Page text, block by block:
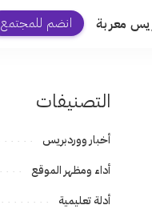
معربة انضم للمجتمع
التصنيفات
أخبار ووردبريس
أداء ومظهر الموقع
أدلة تعليمية